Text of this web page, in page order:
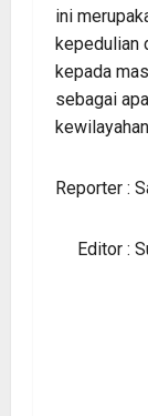
ini
kepedulian
kepada
sebagai
Reporter :
Editor :